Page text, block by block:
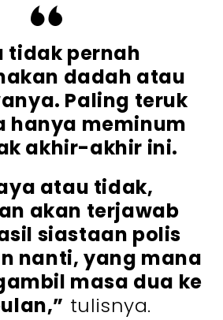
tidak pernah
dadah atau
Paling teruk
hanya meminum
akhir-akhir ini.
atau tidak,
akan terjawab
siastaan polis
nanti, yang mana
masa dua ke
tulisnya.